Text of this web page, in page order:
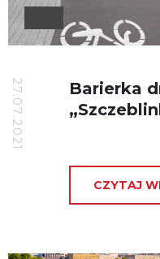
27.07.2021
Barierka
CZYTAJ